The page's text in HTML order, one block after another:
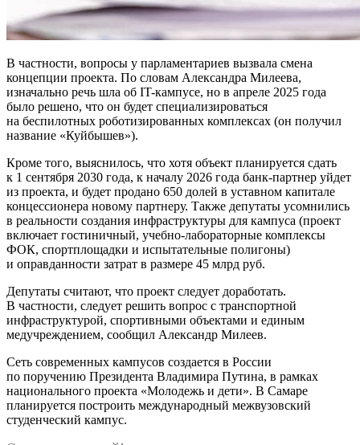
В частности, вопросы у парламентариев вызвала смена
концепции проекта. По словам Александра Милеева,
изначально речь шла об IT-кампусе, но в апреле 2025 года
было решено, что он будет специализироваться
на беспилотных роботизированных комплексах (он получил
название «Куйбышев»).
Кроме того, выяснилось, что хотя объект планируется сдать
к 1 сентября 2030 года, к началу 2026 года банк-партнер уйдет
из проекта, и будет продано 650 долей в уставном капитале
концессионера новому партнеру. Также депутаты усомнились
в реальности создания инфраструктуры для кампуса (проект
включает гостиничный, учебно-лабораторные комплексы
ФОК, спортплощадки и испытательные полигоны)
и оправданности затрат в размере 45 млрд руб.
Депутаты считают, что проект следует доработать.
В частности, следует решить вопрос с транспортной
инфраструктурой, спортивными объектами и единым
медучреждением, сообщил Александр Милеев.
Сеть современных кампусов создается в России
по поручению Президента Владимира Путина, в рамках
национального проекта «Молодежь и дети». В Самаре
планируется построить международный межвузовский
студенческий кампус.